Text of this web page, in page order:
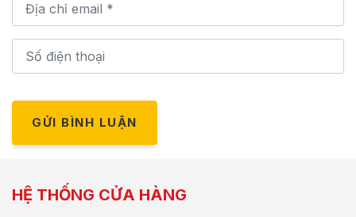
GỬI BÌNH LUẬN
HỆ THỐNG CỬA HÀNG